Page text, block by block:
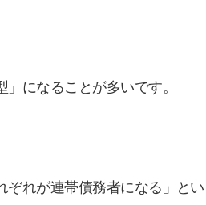
になることが多いです。
ぞれが連帯債務者になる」と